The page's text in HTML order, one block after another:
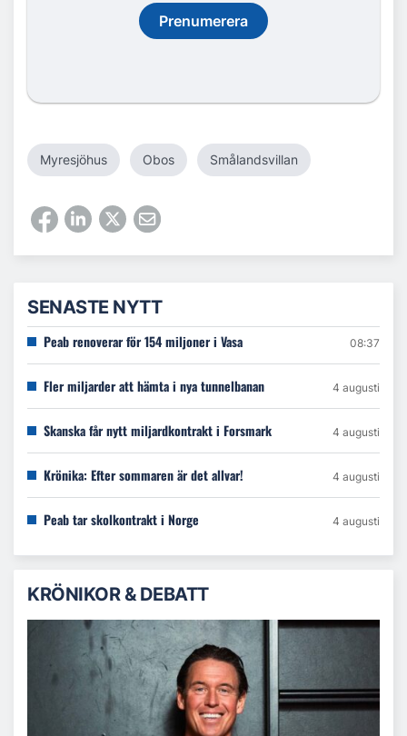
Prenumerera
Myresjöhus Obos Smålandsvillan
SENASTE NYTT
Peab renoverar för 154 miljoner i Vasa 08:37
Fler miljarder att hämta i nya tunnelbanan 4 augusti
Skanska får nytt miljardkontrakt i Forsmark 4 augusti
Krönika: Efter sommaren är det allvar! 4 augusti
Peab tar skolkontrakt i Norge 4 augusti
KRÖNIKOR & DEBATT